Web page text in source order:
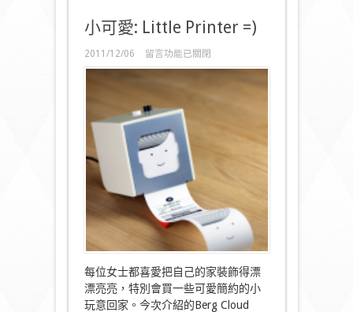
小可愛: Little Printer =)
2011/12/06
在
Little
Printer
=)〉
中
留言功能已關閉
每位女士都喜愛把自己的家裝飾得漂
漂亮亮，特別會買一些可愛簡約的小
玩意回家。今次介紹的Berg Cloud